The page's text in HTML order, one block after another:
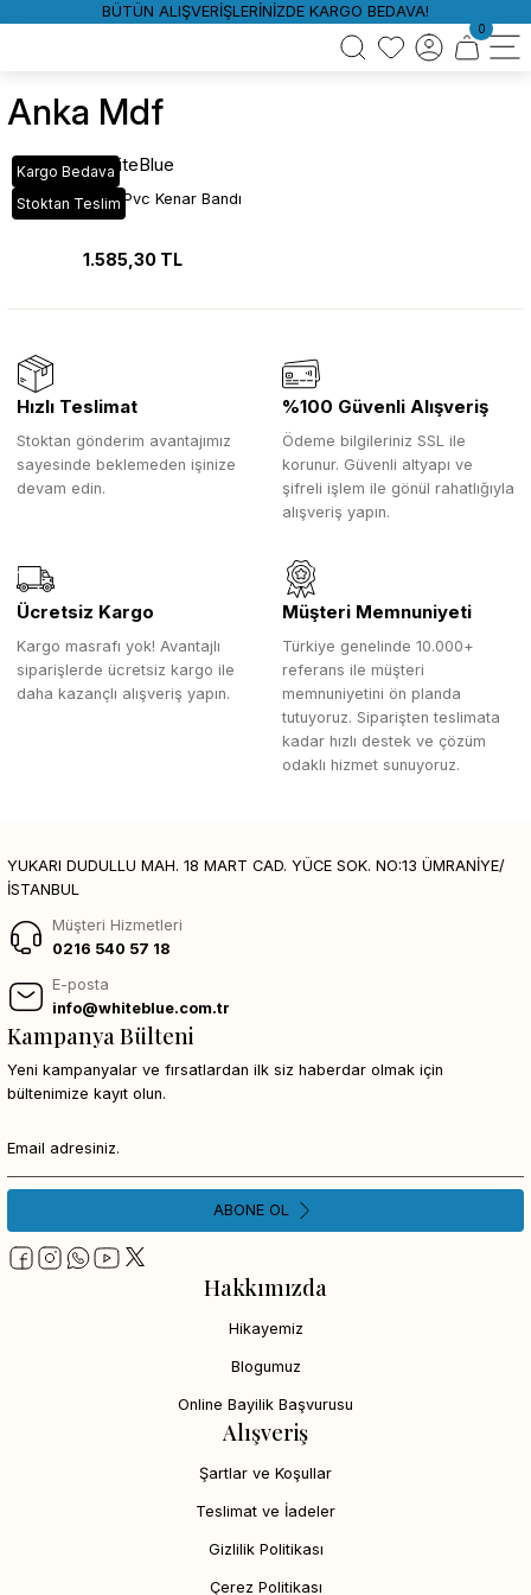
BÜTÜN ALIŞVERİŞLERİNİZDE KARGO BEDAVA!
0
Anka Mdf
Kargo Bedava
Stoktan Teslim
WhiteBlue
VT_16A Anka Pvc Kenar Bandı
1.585,30 TL
Hızlı Teslimat
Stoktan gönderim avantajımız
sayesinde beklemeden işinize
devam edin.
%100 Güvenli Alışveriş
Ödeme bilgileriniz SSL ile
korunur. Güvenli altyapı ve
şifreli işlem ile gönül rahatlığıyla
alışveriş yapın.
Ücretsiz Kargo
Kargo masrafı yok! Avantajlı
siparişlerde ücretsiz kargo ile
daha kazançlı alışveriş yapın.
Müşteri Memnuniyeti
Türkiye genelinde 10.000+
referans ile müşteri
memnuniyetini ön planda
tutuyoruz. Siparişten teslimata
kadar hızlı destek ve çözüm
odaklı hizmet sunuyoruz.
YUKARI DUDULLU MAH. 18 MART CAD. YÜCE SOK. NO:13 ÜMRANİYE/
İSTANBUL
Müşteri Hizmetleri
0216 540 57 18
E-posta
info@whiteblue.com.tr
Hakkımızda
Hikayemiz
Blogumuz
Online Bayilik Başvurusu
Alışveriş
Şartlar ve Koşullar
Teslimat ve İadeler
Gizlilik Politikası
Çerez Politikası
Kampanya Bülteni
Yeni kampanyalar ve fırsatlardan ilk siz haberdar olmak için
bültenimize kayıt olun.
ABONE OL